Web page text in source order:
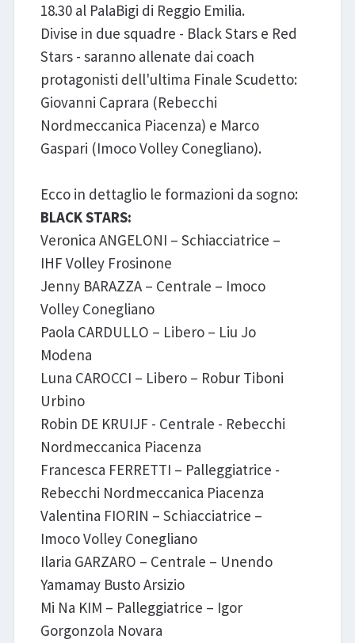
18.30 al PalaBigi di Reggio Emilia.
Divise in due squadre - Black Stars e Red
Stars - saranno allenate dai coach
protagonisti dell'ultima Finale Scudetto:
Giovanni Caprara (Rebecchi
Nordmeccanica Piacenza) e Marco
Gaspari (Imoco Volley Conegliano).
Ecco in dettaglio le formazioni da sogno:
BLACK STARS:
Veronica ANGELONI – Schiacciatrice –
IHF Volley Frosinone
Jenny BARAZZA – Centrale – Imoco
Volley Conegliano
Paola CARDULLO – Libero – Liu Jo
Modena
Luna CAROCCI – Libero – Robur Tiboni
Urbino
Robin DE KRUIJF - Centrale - Rebecchi
Nordmeccanica Piacenza
Francesca FERRETTI – Palleggiatrice -
Rebecchi Nordmeccanica Piacenza
Valentina FIORIN – Schiacciatrice –
Imoco Volley Conegliano
Ilaria GARZARO – Centrale – Unendo
Yamamay Busto Arsizio
Mi Na KIM – Palleggiatrice – Igor
Gorgonzola Novara